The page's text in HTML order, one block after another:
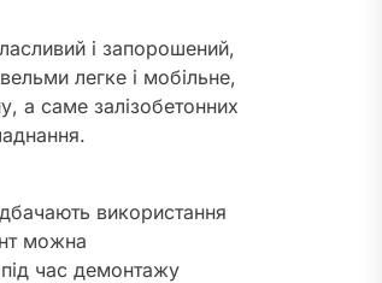
і запорошений,
легке і мобільне,
а саме залізобетонних
використання
можна
час демонтажу